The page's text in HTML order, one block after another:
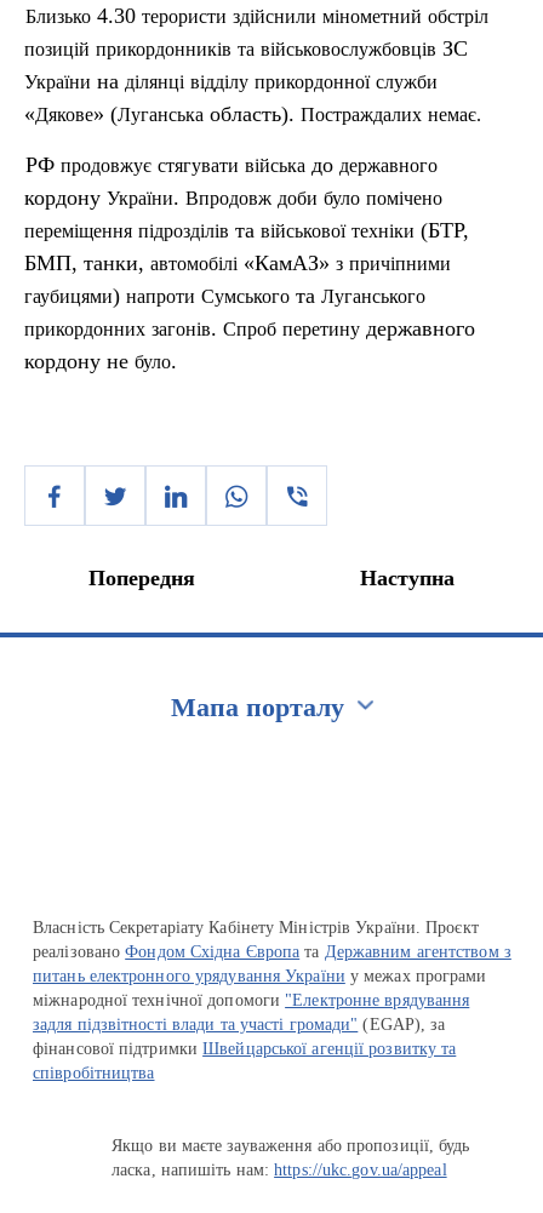
Близько 4.30 терористи здійснили мінометний обстріл
позицій прикордонників та військовослужбовців ЗС
України на ділянці відділу прикордонної служби
«Дякове» (Луганська область). Постраждалих немає.
РФ продовжує стягувати війська до державного
кордону України. Впродовж доби було помічено
переміщення підрозділів та військової техніки (БТР,
БМП, танки, автомобілі «КамАЗ» з причіпними
гаубицями) напроти Сумського та Луганського
прикордонних загонів. Спроб перетину державного
кордону не було.
Попередня Наступна
Мапа порталу
Власність Секретаріату Кабінету Міністрів України. Проєкт
реалізованоФондом Східна Європа та Державним агентством з
питань електронного урядування України у межах програми
міжнародної технічної допомоги "Електронне врядування
задля підзвітності влади та участі громади" (EGAP), за
фінансової підтримкиШвейцарської агенції розвитку та
співробітництва
Якщо ви маєте зауваження або пропозиції, будь
ласка, напишіть нам:https://ukc.gov.ua/appeal